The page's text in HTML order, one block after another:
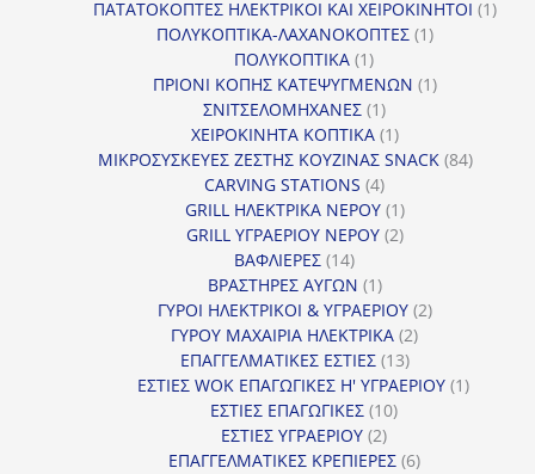
προϊόντα
ΠΑΤΑΤΟΚΟΠΤΕΣ ΗΛΕΚΤΡΙΚΟΙ ΚΑΙ ΧΕΙΡΟΚΙΝΗΤΟΙ 11
ΠΟΛΥΚΟΠΤΙΚΑ-ΛΑΧΑΝΟΚΟΠΤΕΣ 11
ΠΟΛΥΚΟΠΤΙΚΑ 11
προϊόν
ΠΡΙΟΝΙ ΚΟΠΗΣ ΚΑΤΕΨΥΓΜΕΝΩΝ 11
ΣΝΙΤΣΕΛΟΜΗΧΑΝΕΣ 11
προϊόν
ΧΕΙΡΟΚΙΝΗΤΑ ΚΟΠΤΙΚΑ 11
προϊόν
ΜΙΚΡΟΣΥΣΚΕΥΕΣ ΖΕΣΤΗΣ ΚΟΥΖΙΝΑΣ SNACK 8484
CARVING STATIONS 44
προϊόντα
GRILL ΗΛΕΚΤΡΙΚΑ ΝΕΡΟΥ 11
προϊόν
GRILL ΥΓΡΑΕΡΙΟΥ ΝΕΡΟΥ 22
ΒΑΦΛΙΕΡΕΣ 1414
προϊόντα
ΒΡΑΣΤΗΡΕΣ ΑΥΓΩΝ 11
προϊόν
ΓΥΡΟΙ ΗΛΕΚΤΡΙΚΟΙ & ΥΓΡΑΕΡΙΟΥ 22
ΓΥΡΟΥ ΜΑΧΑΙΡΙΑ ΗΛΕΚΤΡΙΚΑ 22
ΕΠΑΓΓΕΛΜΑΤΙΚΕΣ ΕΣΤΙΕΣ 1313
προϊόντα
ΕΣΤΙΕΣ WOK ΕΠΑΓΩΓΙΚΕΣ Η' ΥΓΡΑΕΡΙΟΥ 11
ΕΣΤΙΕΣ ΕΠΑΓΩΓΙΚΕΣ 1010
ΕΣΤΙΕΣ ΥΓΡΑΕΡΙΟΥ 22
προϊόντα
ΕΠΑΓΓΕΛΜΑΤΙΚΕΣ ΚΡΕΠΙΕΡΕΣ 66